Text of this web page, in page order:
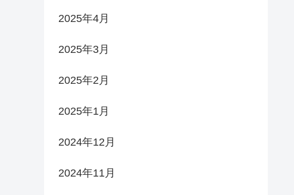
2025年4月
2025年3月
2025年2月
2025年1月
2024年12月
2024年11月